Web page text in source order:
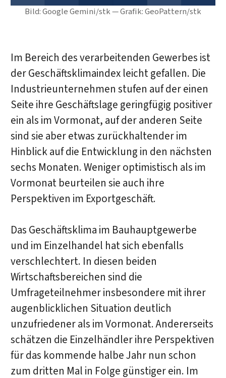
Bild: Google Gemini/stk — Grafik: GeoPattern/stk
Im Bereich des verarbeitenden Gewerbes ist
der Geschäftsklimaindex leicht gefallen. Die
Industrieunternehmen stufen auf der einen
Seite ihre Geschäftslage geringfügig positiver
ein als im Vormonat, auf der anderen Seite
sind sie aber etwas zurückhaltender im
Hinblick auf die Entwicklung in den nächsten
sechs Monaten. Weniger optimistisch als im
Vormonat beurteilen sie auch ihre
Perspektiven im Exportgeschäft.
Das Geschäftsklima im Bauhauptgewerbe
und im Einzelhandel hat sich ebenfalls
verschlechtert. In diesen beiden
Wirtschaftsbereichen sind die
Umfrageteilnehmer insbesondere mit ihrer
augenblicklichen Situation deutlich
unzufriedener als im Vormonat. Andererseits
schätzen die Einzelhändler ihre Perspektiven
für das kommende halbe Jahr nun schon
zum dritten Mal in Folge günstiger ein. Im